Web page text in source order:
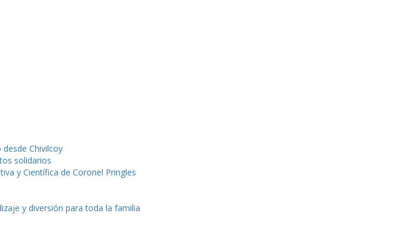
Chivilcoy
solidarios
y Científica de Coronel Pringles
y diversión para toda la familia